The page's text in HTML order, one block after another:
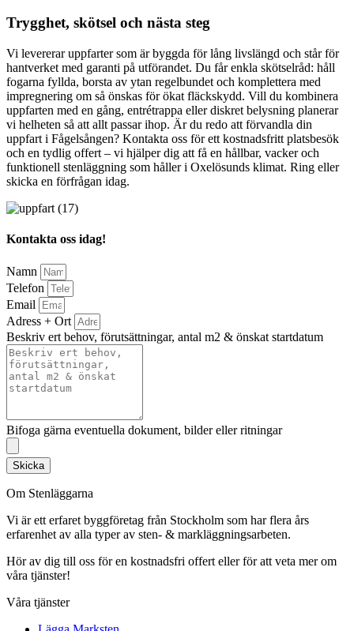
Trygghet, skötsel och nästa steg
Vi levererar uppfarter som är byggda för lång livslängd och står för
hantverket med garanti på utförandet. Du får enkla skötselråd: håll
fogarna fyllda, borsta av ytan regelbundet och komplettera med
impregnering om så önskas för ökat fläckskydd. Vill du kombinera
uppfarten med en gång, entrétrappa eller diskret belysning planerar
vi helheten så att allt passar ihop. Är du redo att förvandla din
uppfart i Fågelsången? Kontakta oss för ett kostnadsfritt platsbesök
och en tydlig offert – vi hjälper dig att få en hållbar, vacker och
funktionell stenläggning som håller i Oxelösunds klimat. Ring eller
skicka en förfrågan idag.
Kontakta oss idag!
Namn
Telefon
Email
Adress + Ort
Beskriv ert behov, förutsättningar, antal m2 & önskat startdatum
Bifoga gärna eventuella dokument, bilder eller ritningar
Skicka
Om Stenläggarna
Vi är ett erfaret byggföretag från Stockholm som har flera års
erfarenhet av alla typer av sten- & markläggningsarbeten.
Hör av dig till oss för en kostnadsfri offert eller för att veta mer om
våra tjänster!
Våra tjänster